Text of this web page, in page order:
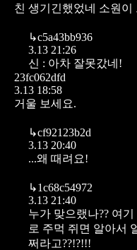
친 생기긴했었네 소원이
↳c5a43bb936
3.13 21:26
신 : 아차 잘못갔네!
23fc062dfd
3.13 18:58
거울 보세요.
↳cf92123b2d
3.13 20:40
...왜 때려요!
↳1c68c54972
3.13 21:40
누가 맞으랬나?? 여기
로 주먹 쥐면 알아서
쩌라고??!?!!!